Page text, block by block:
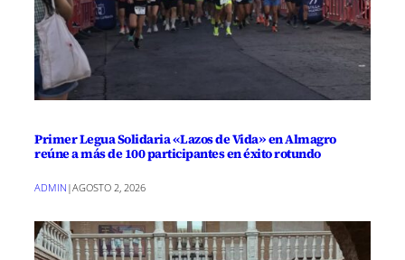
Primer Legua Solidaria «Lazos de Vida» en Almagro
reúne a más de 100 participantes en éxito rotundo
ADMIN |AGOSTO 2, 2026